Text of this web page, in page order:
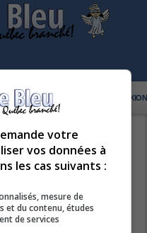
CONNEXION
INSCRIPTION
votre
vos données à
les cas suivants :
mesure de
et du contenu, études
de services